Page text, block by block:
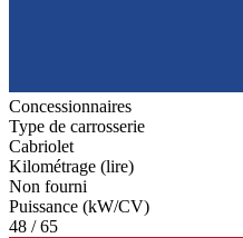
Concessionnaires
Type de carrosserie
Cabriolet
Kilométrage (lire)
Non fourni
Puissance (kW/CV)
48 / 65